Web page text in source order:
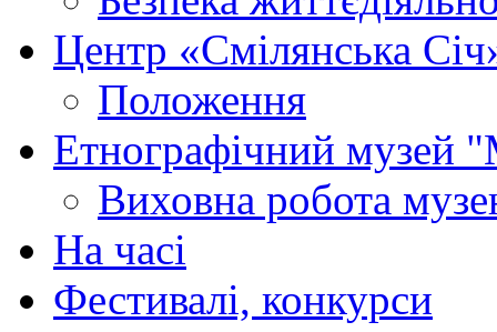
Центр «Смілянська
Положення
Етнографічний музей
Виховна робота
На часі
Фестивалі, конкурси